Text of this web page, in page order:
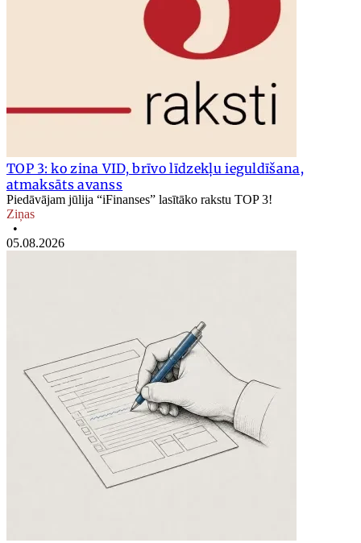
TOP 3: ko zina VID, brīvo līdzekļu ieguldīšana,
atmaksāts avanss
Piedāvājam jūlija “iFinanses” lasītāko rakstu TOP 3!
Ziņas
•
05.08.2026